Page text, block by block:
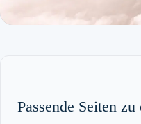
Passende Seiten